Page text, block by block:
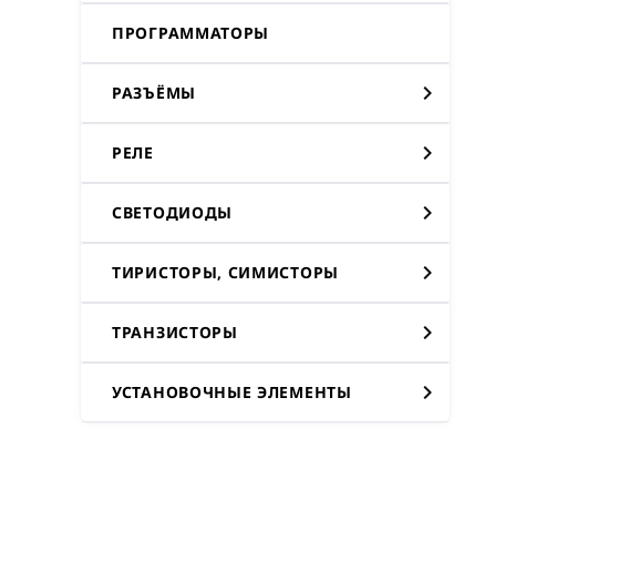
ПРОГРАММАТОРЫ
РАЗЪЁМЫ
РЕЛЕ
СВЕТОДИОДЫ
ТИРИСТОРЫ, СИМИСТОРЫ
ТРАНЗИСТОРЫ
УСТАНОВОЧНЫЕ ЭЛЕМЕНТЫ